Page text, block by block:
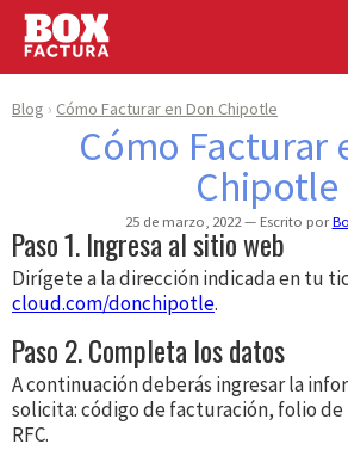
Blog Cómo Facturar en Don Chipotle
Cómo Facturar
Chipotle
25 de marzo, 2022 Escrito por
Paso 1. Ingresa al sitio web
Dirígete a la dirección indicada en tu
cloud.com/donchipotle.
Paso 2. Completa los datos
A continuación deberás ingresar la
solicita: código de facturación, folio
RFC.